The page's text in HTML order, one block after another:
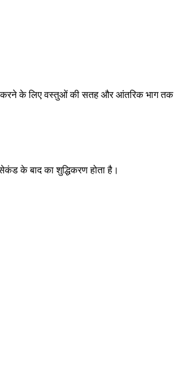
करने के लिए वस्तुओं की सतह और आंतरिक भाग तक
के बाद का शुद्धिकरण होता है।